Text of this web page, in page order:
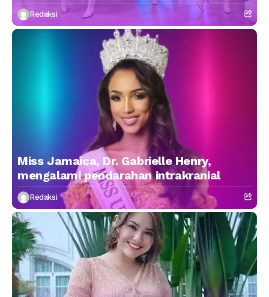
Redaksi
Miss Jamaica, Dr. Gabrielle Henry,
mengalami pendarahan intrakranial
Redaksi